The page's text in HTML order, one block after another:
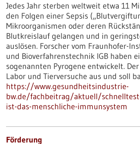
Jedes Jahr sterben weltweit etwa 11
den Folgen einer Sepsis
Mikroorganismen oder deren
Blutkreislauf gelangen und in
auslösen. Forscher vom Fraunhofer-
und Bioverfahrenstechnik IGB haben
sogenannten Pyrogene entwickelt.
Labor und Tierversuche aus und soll
https://www.gesundheitsindustrie-
bw.de/fachbeitrag/aktuell/
ist-das-menschliche-immunsystem
Förderung